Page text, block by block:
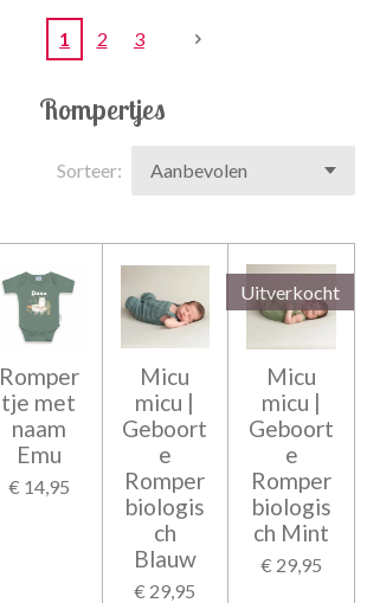
1 2 3
Rompertjes
Sorteer:
Romper
tje met
naam
Emu
€ 14,95
Micu
micu |
Geboort
e
Romper
biologis
ch
Blauw
€ 29,95
Uitverkocht
Micu
micu |
Geboort
e
Romper
biologis
ch Mint
€ 29,95